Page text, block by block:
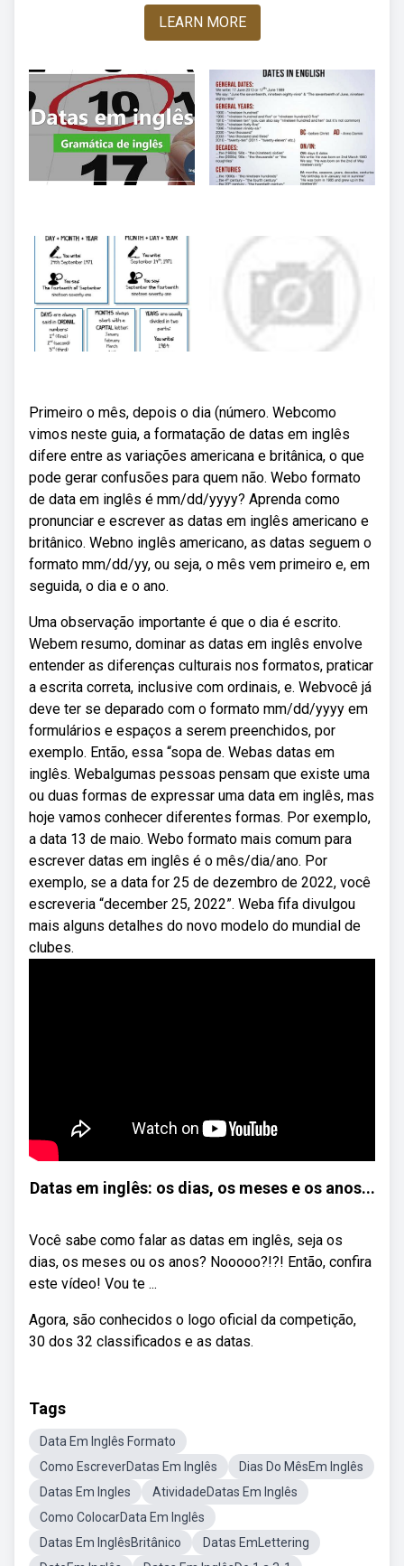
LEARN MORE
Primeiro o mês, depois o dia (número. Webcomo
vimos neste guia, a formatação de datas em inglês
difere entre as variações americana e britânica, o que
pode gerar confusões para quem não. Webo formato
de data em inglês é mm/dd/yyyy? Aprenda como
pronunciar e escrever as datas em inglês americano e
britânico. Webno inglês americano, as datas seguem o
formato mm/dd/yy, ou seja, o mês vem primeiro e, em
seguida, o dia e o ano.
Uma observação importante é que o dia é escrito.
Webem resumo, dominar as datas em inglês envolve
entender as diferenças culturais nos formatos, praticar
a escrita correta, inclusive com ordinais, e. Webvocê já
deve ter se deparado com o formato mm/dd/yyyy em
formulários e espaços a serem preenchidos, por
exemplo. Então, essa “sopa de. Webas datas em
inglês. Webalgumas pessoas pensam que existe uma
ou duas formas de expressar uma data em inglês, mas
hoje vamos conhecer diferentes formas. Por exemplo,
a data 13 de maio. Webo formato mais comum para
escrever datas em inglês é o mês/dia/ano. Por
exemplo, se a data for 25 de dezembro de 2022, você
escreveria “december 25, 2022”. Weba fifa divulgou
mais alguns detalhes do novo modelo do mundial de
clubes.
Datas em inglês: os dias, os meses e os anos...
Você sabe como falar as datas em inglês, seja os
dias, os meses ou os anos? Nooooo?!?! Então, confira
este vídeo! Vou te ...
Agora, são conhecidos o logo oficial da competição,
30 dos 32 classificados e as datas.
Tags
Data Em Inglês Formato
Como EscreverDatas Em Inglês
Dias Do MêsEm Inglês
Datas Em Ingles
AtividadeDatas Em Inglês
Como ColocarData Em Inglês
Datas Em InglêsBritânico
Datas EmLettering